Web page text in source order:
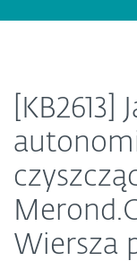
Wiersza